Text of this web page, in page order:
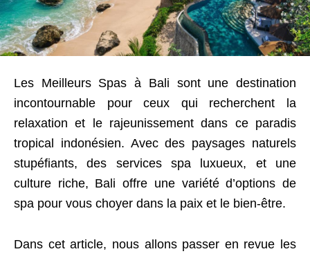
Les Meilleurs Spas à Bali sont une destination
incontournable pour ceux qui recherchent la
relaxation et le rajeunissement dans ce paradis
tropical indonésien. Avec des paysages naturels
stupéfiants, des services spa luxueux, et une
culture riche, Bali offre une variété d’options de
spa pour vous choyer dans la paix et le bien-être.
Dans cet article, nous allons passer en revue les